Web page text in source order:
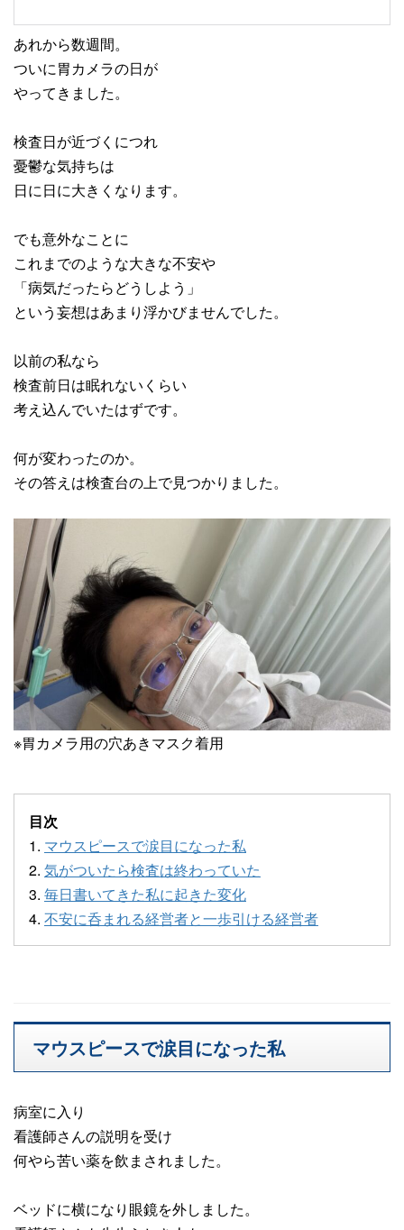
あれから数週間。
ついに胃カメラの日が
やってきました。
検査日が近づくにつれ
憂鬱な気持ちは
日に日に大きくなります。
でも意外なことに
これまでのような大きな不安や
「病気だったらどうしよう」
という妄想はあまり浮かびませんでした。
以前の私なら
検査前日は眠れないくらい
考え込んでいたはずです。
何が変わったのか。
その答えは検査台の上で見つかりました。
※胃カメラ用の穴あきマスク着用
目次
1. マウスピースで涙目になった私
2. 気がついたら検査は終わっていた
3. 毎日書いてきた私に起きた変化
4. 不安に呑まれる経営者と一歩引ける経営者
マウスピースで涙目になった私
病室に入り
看護師さんの説明を受け
何やら苦い薬を飲まされました。
ベッドに横になり眼鏡を外しました。